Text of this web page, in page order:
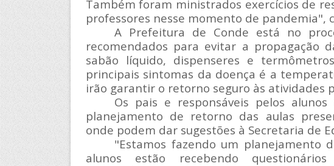
Também foram ministrados exercícios de
professores nesse momento de pandemia",
A Prefeitura de Conde está no
recomendados para evitar a propagação
sabão líquido, dispenseres e
principais sintomas da doença é a
irão garantir o retorno seguro às atividades
Os pais e responsáveis pelos
planejamento de retorno das aulas
onde podem dar sugestões à Secretaria de
"Estamos fazendo um planejamento
alunos estão recebendo